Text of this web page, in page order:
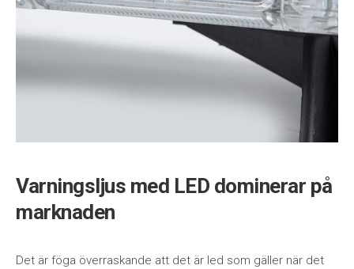
Varningsljus med LED dominerar på
marknaden
Det är föga överraskande att det är led som gäller när det